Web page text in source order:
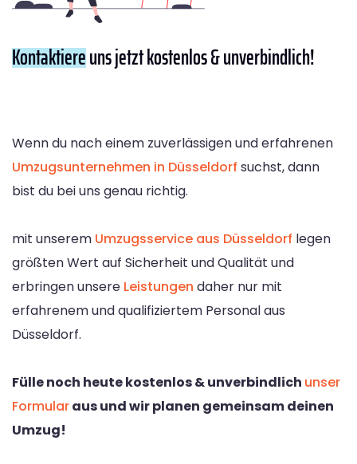
Kontaktiereuns jetzt kostenlos & unverbindlich!
Wenn du nach einem zuverlässigen und erfahrenen
Umzugsunternehmen in Düsseldorf suchst, dann
bist du bei uns genau richtig.
mit unserem Umzugsservice aus Düsseldorf legen
größten Wert auf Sicherheit und Qualität und
erbringen unsere Leistungen daher nur mit
erfahrenem und qualifiziertem Personal aus
Düsseldorf.
Fülle noch heute kostenlos & unverbindlich unser
Formularaus und wir planen gemeinsam deinen
Umzug!